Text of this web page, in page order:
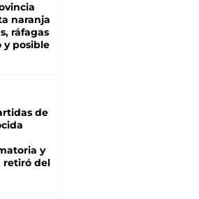
naranja
ráfagas
y posible
de
y
retiró del